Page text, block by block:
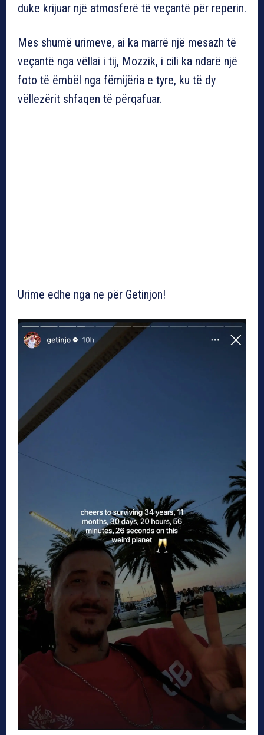
duke krijuar një atmosferë të veçantë për reperin.
Mes shumë urimeve, ai ka marrë një mesazh të
veçantë nga vëllai i tij, Mozzik, i cili ka ndarë një
foto të ëmbël nga fëmijëria e tyre, ku të dy
vëllezërit shfaqen të përqafuar.
Urime edhe nga ne për Getinjon!